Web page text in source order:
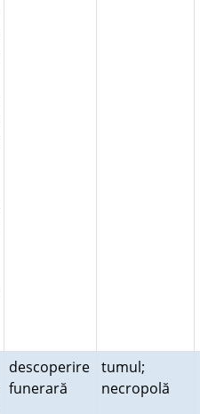
descoperire
funerară
tumul;
necropolă